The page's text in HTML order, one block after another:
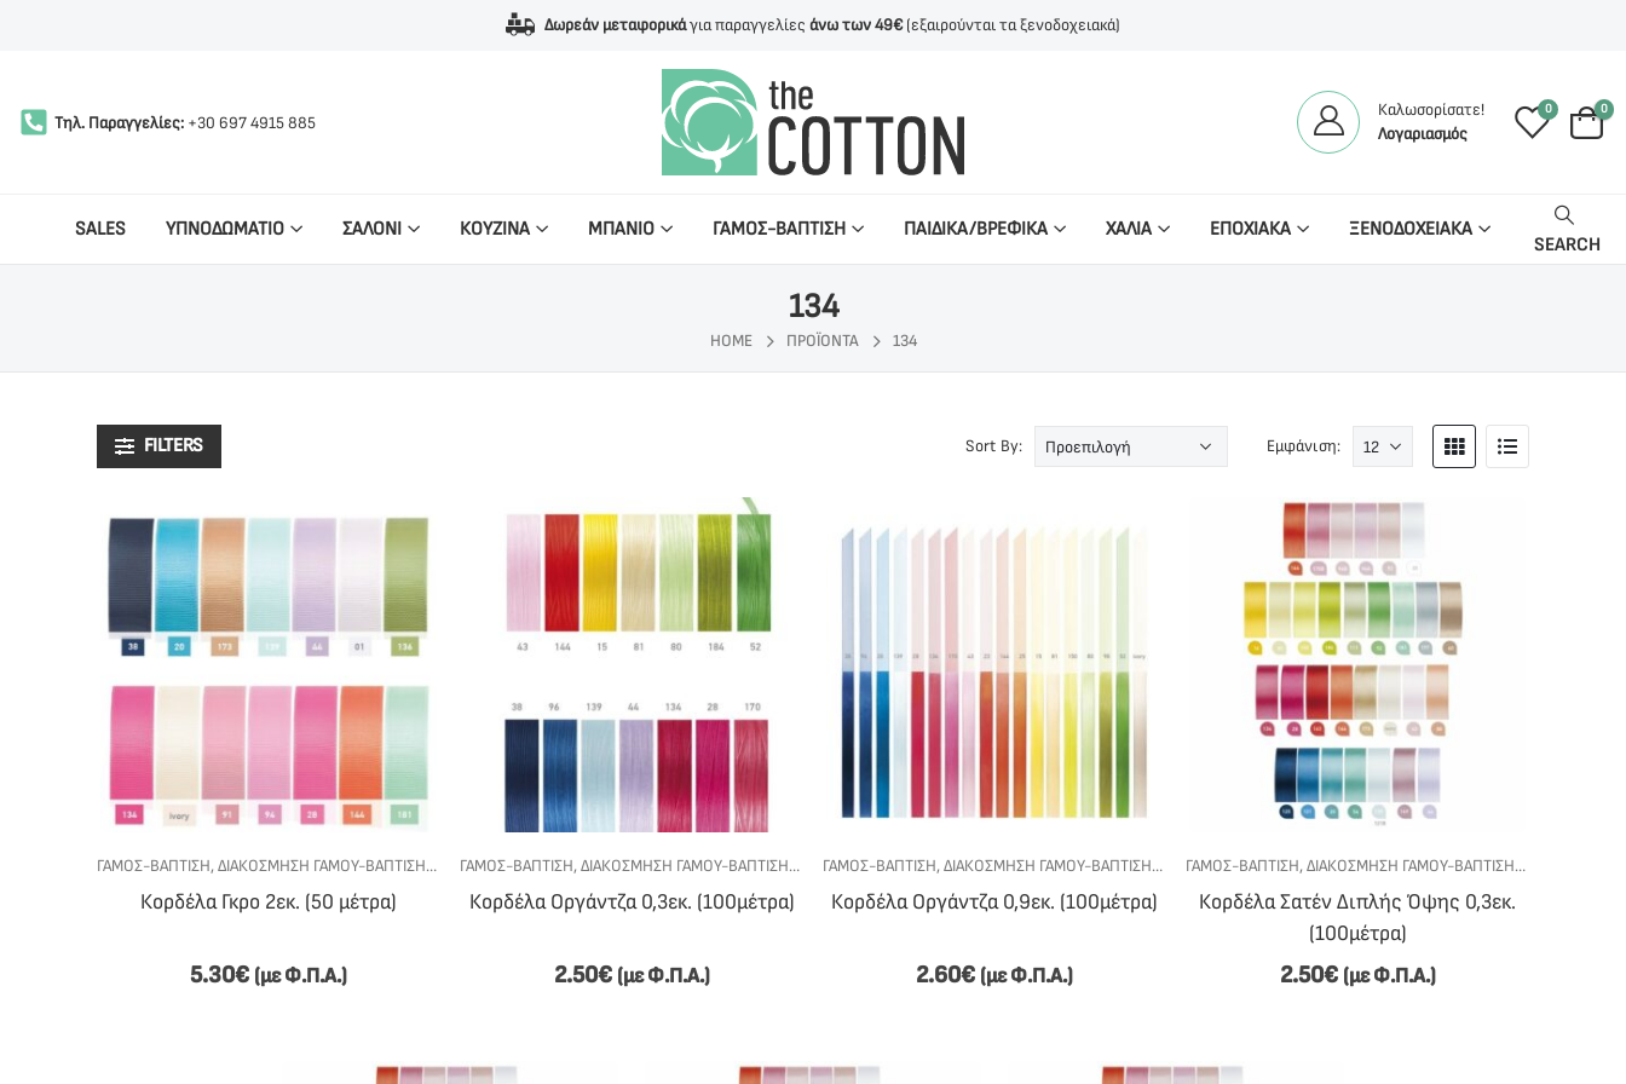
Δωρεάν μεταφορικάγια παραγγελίες άνω των 49€(εξαιρούνται τα ξενοδοχειακά)
Τηλ. Παραγγελίες: +30 697 4915 885
Καλωσορίσατε!
Λογαριασμός
0 0
SALES ΥΠΝΟΔΩΜΑΤΙΟ ΣΑΛΟΝΙ ΚΟΥΖΙΝΑ ΜΠΑΝΙΟ ΓΑΜΟΣ-ΒΑΠΤΙΣΗ ΠΑΙΔΙΚΑ/ΒΡΕΦΙΚΑ ΧΑΛΙΑ ΕΠΟΧΙΑΚΑ ΞΕΝΟΔΟΧΕΙΑΚΑ
SEARCH
134
HOME ΠΡΟΪΌΝΤΑ 134
FILTERS Sort By: Εμφάνιση:
ΓΆΜΟΣ-ΒΆΠΤΙΣΗ,ΔΙΑΚΌΣΜΗΣΗ ΓΆΜΟΥ-ΒΆΠΤΙΣΗΣ , ΚΟΡΔΈΛΕΣ,ΥΛΙΚΆ - DIY
Κορδέλα Γκρο 2εκ. (50 μέτρα)
5.30€ (με Φ.Π.Α.)
ΓΆΜΟΣ-ΒΆΠΤΙΣΗ,ΔΙΑΚΌΣΜΗΣΗ ΓΆΜΟΥ-ΒΆΠΤΙΣΗΣ , ΚΟΡΔΈΛΕΣ,ΥΛΙΚΆ - DIY
Κορδέλα Οργάντζα 0,3εκ. (100μέτρα)
2.50€ (με Φ.Π.Α.)
ΓΆΜΟΣ-ΒΆΠΤΙΣΗ,ΔΙΑΚΌΣΜΗΣΗ ΓΆΜΟΥ-ΒΆΠΤΙΣΗΣ , ΚΟΡΔΈΛΕΣ,ΥΛΙΚΆ - DIY
Κορδέλα Οργάντζα 0,9εκ. (100μέτρα)
2.60€ (με Φ.Π.Α.)
ΓΆΜΟΣ-ΒΆΠΤΙΣΗ,ΔΙΑΚΌΣΜΗΣΗ ΓΆΜΟΥ-ΒΆΠΤΙΣΗΣ ,
Κορδέλα Σατέν Διπλής Όψης 0,3εκ.
(100μέτρα)
2.50€ (με Φ.Π.Α.)